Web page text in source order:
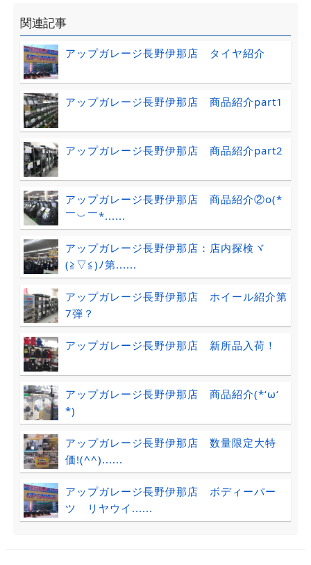
関連記事
アップガレージ長野伊那店 タイヤ紹介
アップガレージ長野伊那店 商品紹介part1
アップガレージ長野伊那店 商品紹介part2
アップガレージ長野伊那店 商品紹介②o(*
￣︶￣*......
アップガレージ長野伊那店：店内探検ヾ
(≧▽≦)ﾉ第......
アップガレージ長野伊那店 ホイール紹介第
7弾？
アップガレージ長野伊那店 新所品入荷！
アップガレージ長野伊那店 商品紹介(*‘ω‘
*)
アップガレージ長野伊那店 数量限定大特
価!(^^)......
アップガレージ長野伊那店 ボディーパー
ツ リヤウイ......